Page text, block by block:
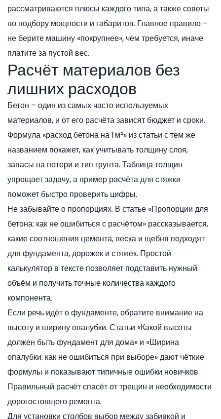
рассматриваются плюсы каждого типа, а также советы
по подбору мощности и габаритов. Главное правило –
не берите машину «покрупнее», чем требуется, иначе
платите за пустой вес.
Расчёт материалов без
лишних расходов
Бетон – один из самых часто используемых
материалов, и от его расчёта зависят бюджет и сроки.
Формула «расход бетона на 1 м²» из статьи с тем же
названием покажет, как учитывать толщину слоя,
запасы на потери и тип грунта. Таблица толщин
упрощает задачу, а пример расчёта для стяжки
поможет быстро проверить цифры.
Не забывайте о пропорциях. В статье «Пропорции для
бетона: как не ошибиться с расчётом» рассказывается,
какие соотношения цемента, песка и щебня подходят
для фундамента, дорожек и стяжек. Простой
калькулятор в тексте позволяет подставить нужный
объём и получить точные количества каждого
компонента.
Если речь идёт о фундаменте, обратите внимание на
высоту и ширину опалубки. Статьи «Какой высоты
должен быть фундамент для дома» и «Ширина
опалубки: как не ошибиться при выборе» дают чёткие
формулы и показывают типичные ошибки новичков.
Правильный расчёт спасёт от трещин и необходимости
дорогостоящего ремонта.
Для установки столбов выбор между забивкой и